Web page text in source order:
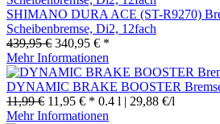
SHIMANO DURA ACE (ST-R9270)
Scheibenbremse, Di2, 12fach
439,95 € 340,95 € *
Mehr Informationen
DYNAMIC BRAKE BOOSTER
11,99 € 11,95 € * 0.4 l | 29,88 €/l
Mehr Informationen